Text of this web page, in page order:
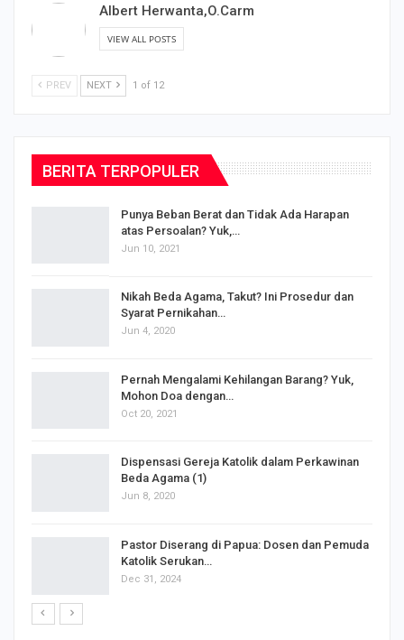
Albert Herwanta,O.Carm
VIEW ALL POSTS
PREV NEXT 1 of 12
BERITA TERPOPULER
Punya Beban Berat dan Tidak Ada Harapan
atas Persoalan? Yuk,…
Jun 10, 2021
Nikah Beda Agama, Takut? Ini Prosedur dan
Syarat Pernikahan…
Jun 4, 2020
Pernah Mengalami Kehilangan Barang? Yuk,
Mohon Doa dengan…
Oct 20, 2021
Dispensasi Gereja Katolik dalam Perkawinan
Beda Agama (1)
Jun 8, 2020
Pastor Diserang di Papua: Dosen dan Pemuda
Katolik Serukan…
Dec 31, 2024